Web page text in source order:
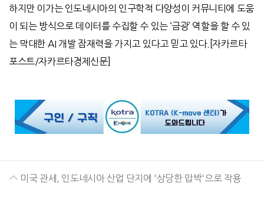
하지만 이가는 인도네시아의 인구학적 다양성이 커뮤니티에 도움
이 되는 방식으로 데이터를 수집할 수 있는‘금광’ 역할을 할 수 있
는 막대한 AI 개발 잠재력을 가지고 있다고 믿고 있다.[자카르타
포스트 /자카르타경제신문]
미국 관세, 인도네시아 산업 단지에 '상당한 압박'으로 작용